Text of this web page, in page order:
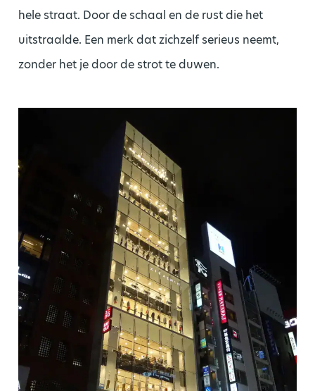
hele straat. Door de schaal en de rust die het
uitstraalde. Een merk dat zichzelf serieus neemt,
zonder het je door de strot te duwen.